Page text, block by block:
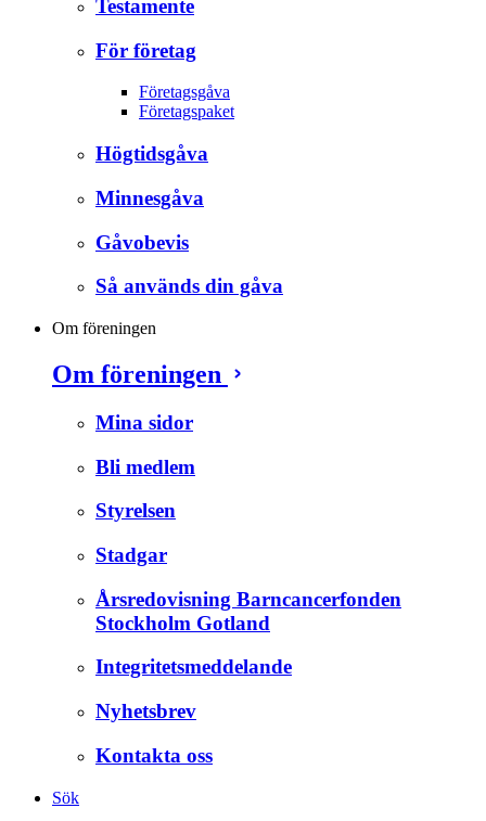
Testamente
För företag
Företagsgåva
Företagspaket
Högtidsgåva
Minnesgåva
Gåvobevis
Så används din gåva
Om föreningen
Om föreningen
Mina sidor
Bli medlem
Styrelsen
Stadgar
Årsredovisning Barncancerfonden
Stockholm Gotland
Integritetsmeddelande
Nyhetsbrev
Kontakta oss
Sök